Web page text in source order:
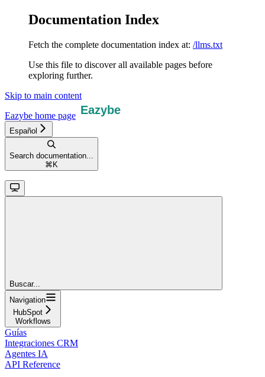
Documentation Index
Fetch the complete documentation index at: /llms.txt
Use this file to discover all available pages before
exploring further.
Skip to main content
Eazybe home page
Español
Search documentation...
⌘ K
Buscar...
Navigation
HubSpot
Workflows
Guías
Integraciones CRM
Agentes IA
API Reference